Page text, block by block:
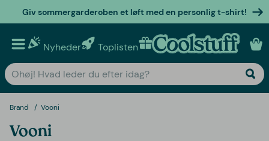
Giv sommergarderoben et løft med en personlig t-shirt!
Nyheder Toplisten Personlige gaver
Brand Vooni
Vooni